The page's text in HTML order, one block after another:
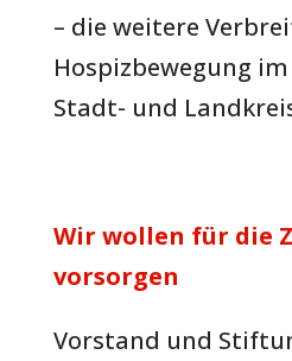
– die weitere
Hospizbewegung
Stadt- und
Wir wollen für die
vorsorgen
Vorstand und